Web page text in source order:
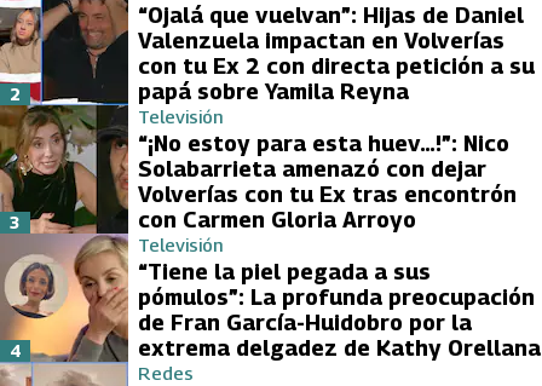
“Ojalá que vuelvan”: Hijas de Daniel
Valenzuela impactan en Volverías
con tu Ex 2 con directa petición a su
papá sobre Yamila Reyna
2
Televisión
“¡No estoy para esta huev…!”: Nico
Solabarrieta amenazó con dejar
Volverías con tu Ex tras encontrón
con Carmen Gloria Arroyo
3
Televisión
“Tiene la piel pegada a sus
pómulos”: La profunda preocupación
de Fran García-Huidobro por la
extrema delgadez de Kathy Orellana
4
Redes